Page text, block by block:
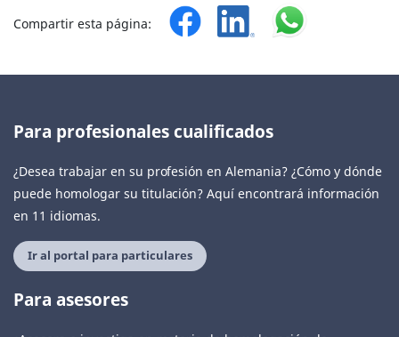
Compartir esta página:
Para profesionales cualificados
¿Desea trabajar en su profesión en Alemania? ¿Cómo y dónde
puede homologar su titulación? Aquí encontrará información
en 11 idiomas.
Ir al portal para particulares
Para asesores